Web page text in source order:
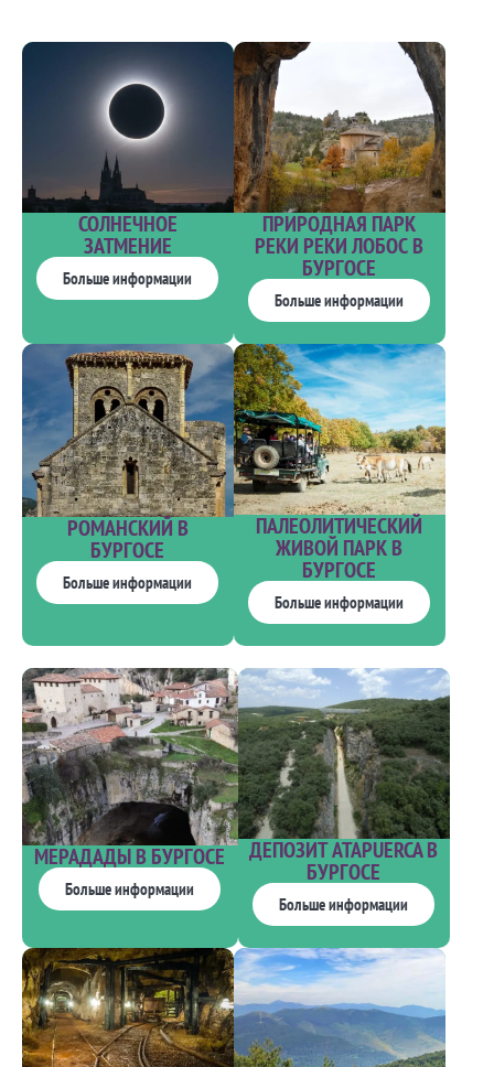
СОЛНЕЧНОЕ
ЗАТМЕНИЕ
Больше информации
ПРИРОДНАЯ ПАРК
РЕКИ РЕКИ ЛОБОС В
БУРГОСЕ
Больше информации
РОМАНСКИЙ В
БУРГОСЕ
Больше информации
ПАЛЕОЛИТИЧЕСКИЙ
ЖИВОЙ ПАРК В
БУРГОСЕ
Больше информации
МЕРАДАДЫ В БУРГОСЕ
Больше информации
ДЕПОЗИТ ATAPUERCA В
БУРГОСЕ
Больше информации